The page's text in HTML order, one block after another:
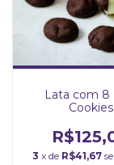
Lata com 8
Cookies
3 x de R$41,67